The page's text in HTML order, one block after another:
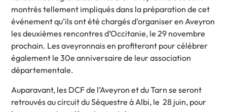
montrés tellement impliqués dans la préparation de cet
événement qu’ils ont été chargés d’organiser en Aveyron
les deuxièmes rencontres d’Occitanie, le 29 novembre
prochain. Les aveyronnais en profiteront pour célébrer
également le 30e anniversaire de leur association
départementale.
Auparavant, les DCF de l’Aveyron et du Tarn se seront
retrouvés au circuit du Séquestre à Albi, le 28 juin, pour